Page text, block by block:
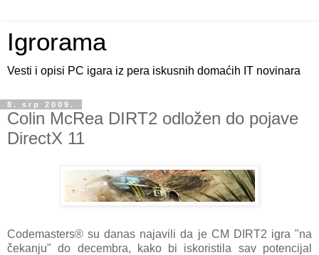
Igrorama
Vesti i opisi PC igara iz pera iskusnih domaćih IT novinara
8. srp 2009.
Colin McRea DIRT2 odložen do pojave
DirectX 11
Codemasters® su danas najavili da je CM DIRT2 igra "na
čekanju" do decembra, kako bi iskoristila sav potencijal